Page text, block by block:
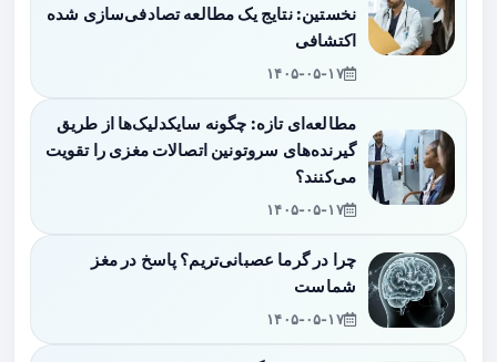
نخستین: نتایج یک مطالعه تصادفی‌سازی شده
اکتشافی
۱۴۰۵-۰۵-۱۷
مطالعه‌ای تازه: چگونه سایکدلیک‌ها از طریق
گیرنده‌های سروتونین اتصالات مغزی را تقویت
می‌کنند؟
۱۴۰۵-۰۵-۱۷
چرا در گرما عصبانی‌تریم؟ پاسخ در مغز
شماست
۱۴۰۵-۰۵-۱۷